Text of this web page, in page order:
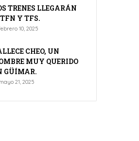
TRENES LLEGARÁN
Y TFS.
10, 2025
CHEO, UN
MUY QUERIDO
GÜÍMAR.
21, 2025